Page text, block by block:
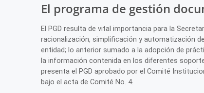
El programa de gestión
El PGD resulta de vital importancia para la
racionalización, simplificación y automatización
entidad; lo anterior sumado a la adopción de
la información contenida en los diferentes
presenta el PGD aprobado por el Comité
bajo el acta de Comité No. 4.